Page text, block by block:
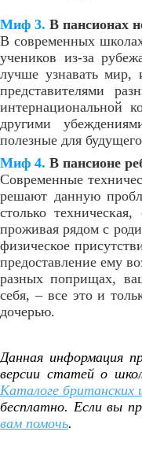
Миф 3. В пансионах
В современных
учеников из-за
лучше узнавать мир,
представителями
интернациональной
другими
полезные для
Миф 4. В пансионе
Современные
решают данную
столько техническая,
проживая рядом с
физическое
предоставление ему
разных поприщах,
себя, – все это и
дочерью.
Данная информация
версии статей о
Каталоге британских
бесплатно. Если вы
вам помочь.